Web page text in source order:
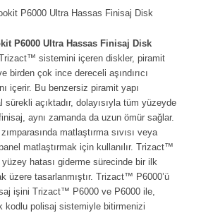
P6000 Ultra Hassas Finisaj Disk
P6000 Ultra Hassas Finisaj Disk
sistemini içeren diskler, piramit
birden çok ince dereceli aşındırıcı
içerir. Bu benzersiz piramit yapı
açıktadır, dolayısıyla tüm yüzeyde
aynı zamanda da uzun ömür sağlar.
matlaştırma sıvısı veya
matlaştırmak için kullanılır. Trizact™
yüzey hatası giderme sürecinde bir ilk
üzere tasarlanmıştır. Trizact™ P6000’ü
işini Trizact™ P6000 ve P6000 ile,
kodlu polisaj sistemiyle bitirmenizi